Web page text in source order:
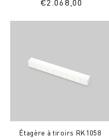
Prix
€2.068,00
Étagère à tiroirs RK1058